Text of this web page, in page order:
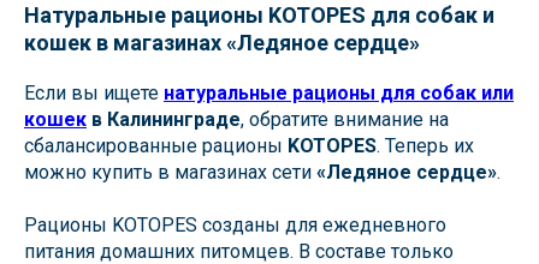
Натуральные рационы KOTOPES для собак и
кошек в магазинах «Ледяное сердце»
Если вы ищете натуральные рационы для собак или
кошек в Калининграде, обратите внимание на
сбалансированные рационы KOTOPES. Теперь их
можно купить в магазинах сети «Ледяное сердце».
Рационы KOTOPES созданы для ежедневного
питания домашних питомцев. В составе только